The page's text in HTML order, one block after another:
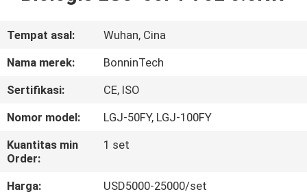
VIDEO
KAMI
TUR
PABRIK
Tempat asal:
Wuhan, Cina
Nama merek:
BonninTech
Sertifikasi:
CE, ISO
Nomor model:
LGJ-50FY, LGJ-100FY
Kuantitas min
Order:
1 set
Harga:
USD5000-25000/set